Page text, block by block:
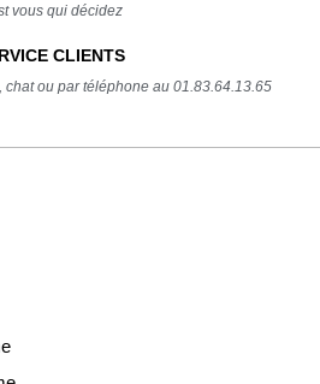
vous qui décidez
CLIENTS
ou par téléphone au 01.83.64.13.65